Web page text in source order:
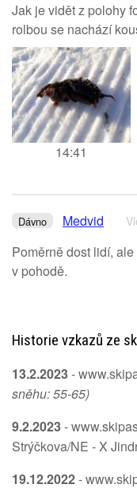
Jak je vidět z polohy
rolbou se nachází
14:41
Dávno Medvid
Poměrně dost lidí,
v pohodě.
Historie vzkazů ze
13.2.2023-
sněhu: 55-65)
9.2.2023-
Strýčkova/NE - X
19.12.2022-